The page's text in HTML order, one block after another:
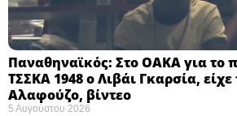
Παναθηναϊκός: Στο ΟΑΚΑ για το
ΤΣΣΚΑ 1948 ο Λιβάι Γκαρσία, είχε
Αλαφούζο, βίντεο
5 Αυγούστου 2026